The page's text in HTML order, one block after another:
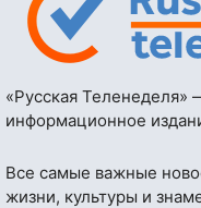
«Русская
информационное
Все самые важные
жизни, культуры и